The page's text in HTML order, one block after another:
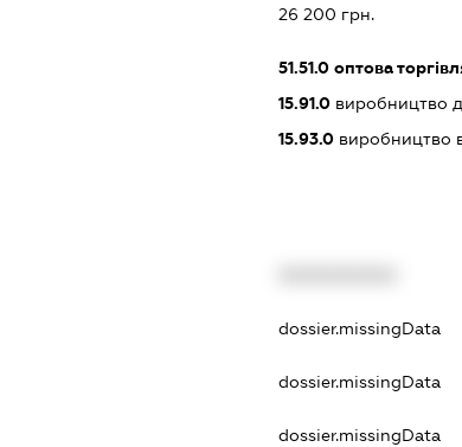
26 200 грн.
51.51.0 оптова
15.91.0 виробництво
15.93.0 виробництво
dossier.missingData
dossier.missingData
dossier.missingData